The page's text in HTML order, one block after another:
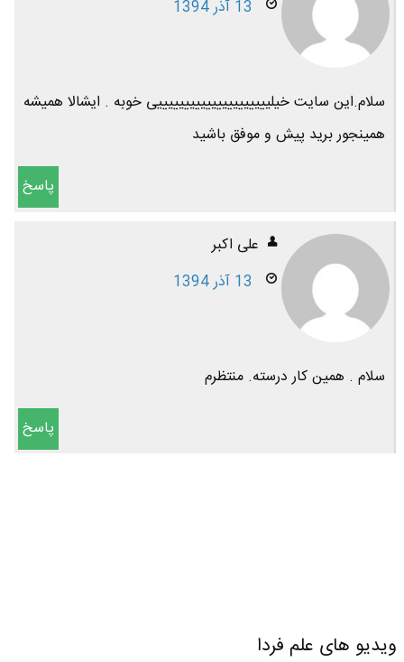
13 آذر 1394
سلام.این سایت خیلیییییییییییییییییییییی خوبه . ایشالا همیشه
همینجور برید پیش و موفق باشید
پاسخ
علی اکبر
13 آذر 1394
سلام . همین کار درسته. منتظرم
پاسخ
ویدیو های علم فردا